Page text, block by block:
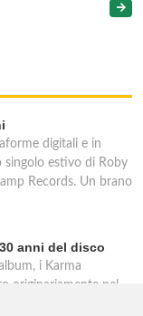
digitali e in
singolo estivo di Roby
Records. Un brano
anni del disco
i Karma
originariamente nel
CD e per la prima